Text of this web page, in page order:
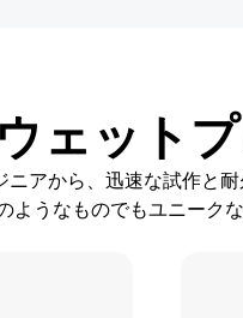
ェット
アから、迅速な試作と
ようなものでもユニーク